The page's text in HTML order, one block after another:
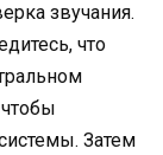
звучания.
что
Затем